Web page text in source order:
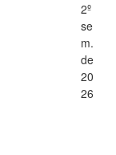
2º
se
m.
de
20
26